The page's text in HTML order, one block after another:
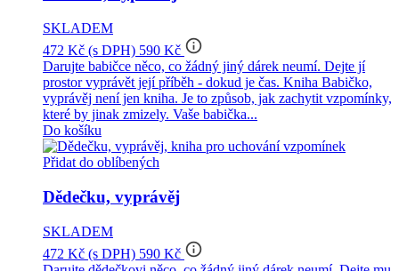
SKLADEM
472 Kč (s DPH) 590 Kč info_outline
Darujte babičce něco, co žádný jiný dárek neumí. Dejte jí
prostor vyprávět její příběh - dokud je čas. Kniha Babičko,
vyprávěj není jen kniha. Je to způsob, jak zachytit vzpomínky,
které by jinak zmizely. Vaše babička...
Do košíku
Přidat do oblíbených
Dědečku, vyprávěj
SKLADEM
472 Kč (s DPH) 590 Kč info_outline